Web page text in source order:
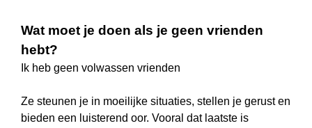
Wat moet je doen als je geen vrienden
hebt?
Ik heb geen volwassen vrienden
Ze steunen je in moeilijke situaties, stellen je gerust en
bieden een luisterend oor. Vooral dat laatste is